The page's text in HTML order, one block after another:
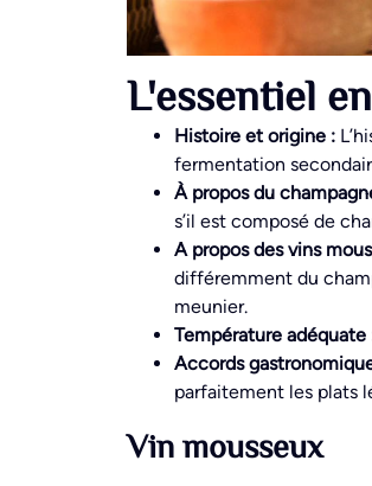
L'essentiel
Histoire et origine :
fermentation
À propos du
s’il est composé de
A propos des vins
différemment du
meunier.
Température adéquate
Accords
parfaitement les plats
Vin mousseux